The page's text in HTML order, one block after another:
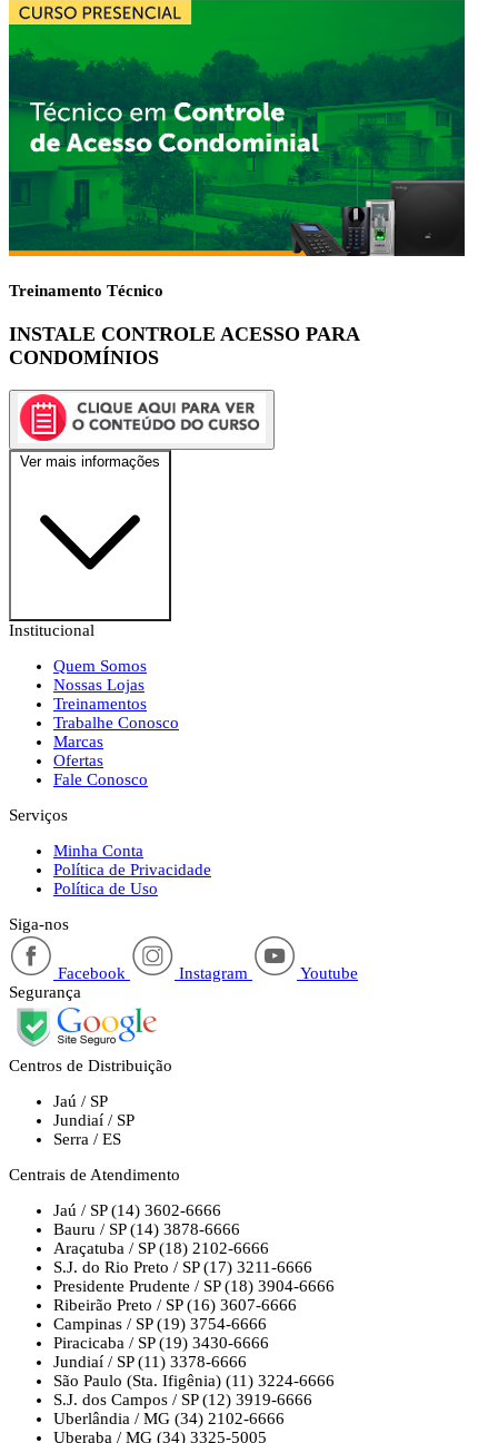
Treinamento Técnico
INSTALE CONTROLE ACESSO PARA
CONDOMÍNIOS
Ver mais informações
Institucional
Quem Somos
Nossas Lojas
Treinamentos
Trabalhe Conosco
Marcas
Ofertas
Fale Conosco
Serviços
Minha Conta
Política de Privacidade
Política de Uso
Siga-nos
Facebook Instagram
Youtube
Segurança
Centros de Distribuição
Jaú / SP
Jundiaí / SP
Serra / ES
Centrais de Atendimento
Jaú / SP (14) 3602-6666
Bauru / SP (14) 3878-6666
Araçatuba / SP (18) 2102-6666
S.J. do Rio Preto / SP (17) 3211-6666
Presidente Prudente / SP (18) 3904-6666
Ribeirão Preto / SP (16) 3607-6666
Campinas / SP (19) 3754-6666
Piracicaba / SP (19) 3430-6666
Jundiaí / SP (11) 3378-6666
São Paulo (Sta. Ifigênia) (11) 3224-6666
S.J. dos Campos / SP (12) 3919-6666
Uberlândia / MG (34) 2102-6666
Uberaba / MG (34) 3325-5005